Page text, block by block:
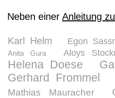
Neben einer Anleitung
Karl Helm Egon
Anita Gura Aloys
Helena Doese
Gerhard Frommel
Mathias Mauracher